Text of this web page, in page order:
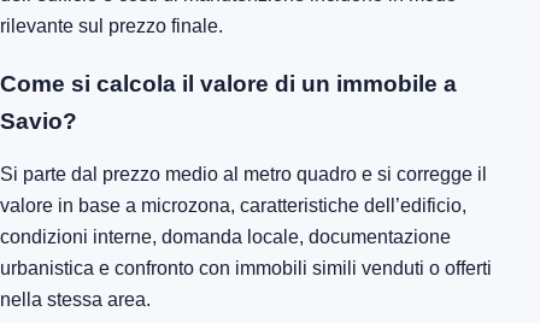
rilevante sul prezzo finale.
Come si calcola il valore di un immobile a
Savio?
Si parte dal prezzo medio al metro quadro e si corregge il
valore in base a microzona, caratteristiche dell’edificio,
condizioni interne, domanda locale, documentazione
urbanistica e confronto con immobili simili venduti o offerti
nella stessa area.